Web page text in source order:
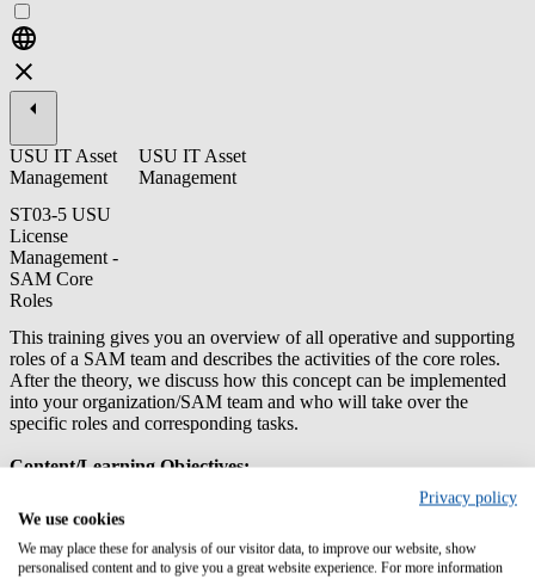
USU IT Asset
Management
ST03-5 USU
License
Management -
SAM Core
Roles
USU IT Asset
Management
This training gives you an overview of all operative and supporting
roles of a SAM team and describes the activities of the core roles.
After the theory, we discuss how this concept can be implemented
into your organization/SAM team and who will take over the
specific roles and corresponding tasks.
Content/Learning Objectives:
Get a general overview of coordinator roles (SAM Service
Coordinator, Application Interface Coordinator, Software
Inventory Coordinator, License Inventory Coordinator) and
their specific tasks
Privacy policy
We use cookies
We may place these for analysis of our visitor data, to improve our website, show
personalised content and to give you a great website experience. For more information